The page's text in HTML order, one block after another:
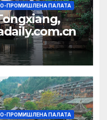
ПРОМИШЛЕНА ПАЛАТА
ПРОМИШЛЕНА ПАЛАТА